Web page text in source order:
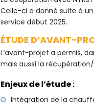
Celle-ci a donné suite à
service début 2025.
ÉTUDE D’AVANT-
L’avant-projet a permis,
mais aussi la récupération/
Enjeux de l’étude :
Intégration de la